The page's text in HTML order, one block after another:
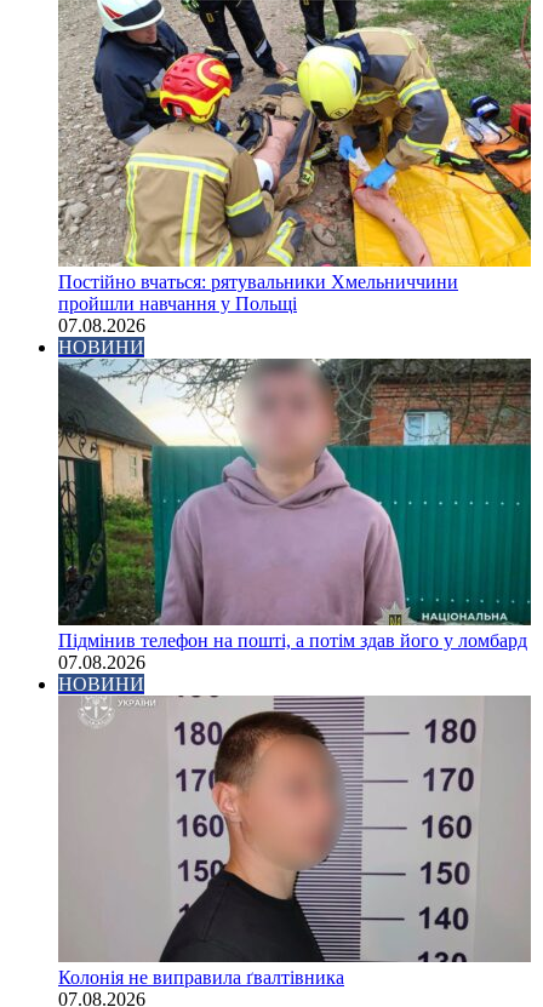
Постійно вчаться: рятувальники Хмельниччини
пройшли навчання у Польщі
07.08.2026
НОВИНИ
Підмінив телефон на пошті, а потім здав його у ломбард
07.08.2026
НОВИНИ
Колонія не виправила ґвалтівника
07.08.2026